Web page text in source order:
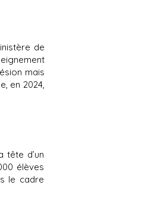
de
mais
en 2024,
tête d’un
élèves
le cadre